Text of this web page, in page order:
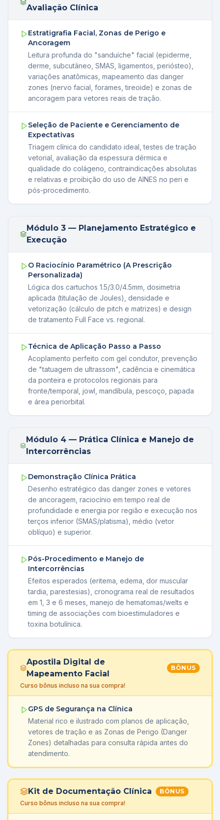
Avaliação Clínica
Estratigrafia Facial, Zonas de Perigo e
Ancoragem
Leitura profunda do "sanduíche" facial (epiderme,
derme, subcutâneo, SMAS, ligamentos, periósteo),
variações anatômicas, mapeamento das danger
zones (nervo facial, forames, tireoide) e zonas de
ancoragem para vetores reais de tração.
Seleção de Paciente e Gerenciamento de
Expectativas
Triagem clínica do candidato ideal, testes de tração
vetorial, avaliação da espessura dérmica e
qualidade do colágeno, contraindicações absolutas
e relativas e proibição do uso de AINES no peri e
pós-procedimento.
Módulo 3 — Planejamento Estratégico e
Execução
O Raciocínio Paramétrico (A Prescrição
Personalizada)
Lógica dos cartuchos 1.5/3.0/4.5mm, dosimetria
aplicada (titulação de Joules), densidade e
vetorização (cálculo de pitch e matrizes) e design
de tratamento Full Face vs. regional.
Técnica de Aplicação Passo a Passo
Acoplamento perfeito com gel condutor, prevenção
de "tatuagem de ultrassom", cadência e cinemática
da ponteira e protocolos regionais para
fronte/temporal, jowl, mandíbula, pescoço, papada
e área periorbital.
Módulo 4 — Prática Clínica e Manejo de
Intercorrências
Demonstração Clínica Prática
Desenho estratégico das danger zones e vetores
de ancoragem, raciocínio em tempo real de
profundidade e energia por região e execução nos
terços inferior (SMAS/platisma), médio (vetor
oblíquo) e superior.
Pós-Procedimento e Manejo de
Intercorrências
Efeitos esperados (eritema, edema, dor muscular
tardia, parestesias), cronograma real de resultados
em 1, 3 e 6 meses, manejo de hematomas/welts e
timing de associações com bioestimuladores e
toxina botulínica.
Apostila Digital de
Mapeamento Facial
BÔNUS
Curso bônus incluso na sua compra!
GPS de Segurança na Clínica
Material rico e ilustrado com planos de aplicação,
vetores de tração e as Zonas de Perigo (Danger
Zones) detalhadas para consulta rápida antes do
atendimento.
Kit de Documentação Clínica
BÔNUS
Curso bônus incluso na sua compra!